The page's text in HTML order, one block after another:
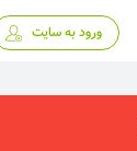
ورود به سایت